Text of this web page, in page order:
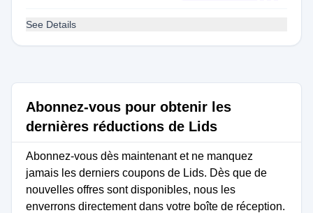
See Details
Abonnez-vous pour obtenir les
dernières réductions de Lids
Abonnez-vous dès maintenant et ne manquez
jamais les derniers coupons de Lids. Dès que de
nouvelles offres sont disponibles, nous les
enverrons directement dans votre boîte de réception.